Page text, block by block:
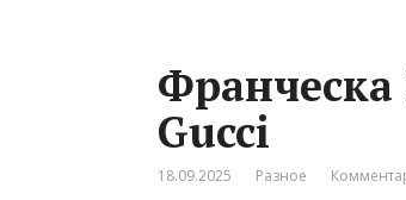
Франческа
Gucci
18.09.2025 Разное